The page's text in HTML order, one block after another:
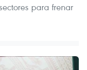
para frenar